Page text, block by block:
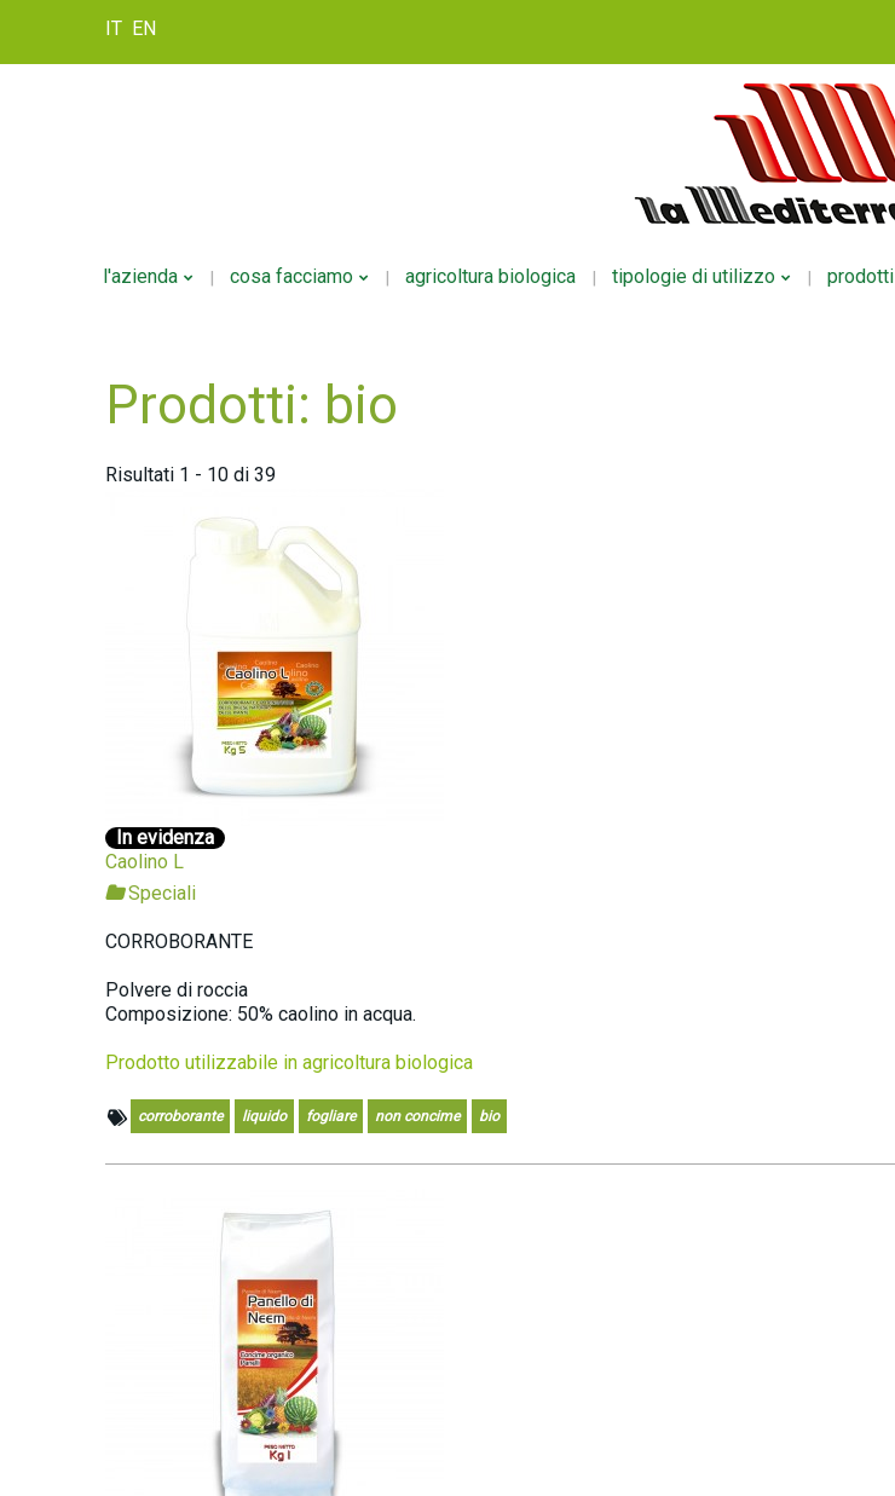
IT EN
l'azienda
Storia
Politica Della Qualità
cosa facciamo
Formulazione
Personalizzazione
agricoltura biologica tipologie di utilizzo prodotti
Prodotti: bio
Risultati 1 - 10 di 39
In evidenza
Caolino L
Speciali
CORROBORANTE
Polvere di roccia
Composizione: 50% caolino in acqua.
Prodotto utilizzabile in agricoltura biologica
corroborante liquido fogliare non concime bio